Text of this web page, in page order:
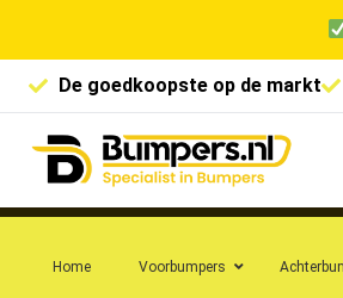
De goedkoopste op de markt
Home Voorbumpers